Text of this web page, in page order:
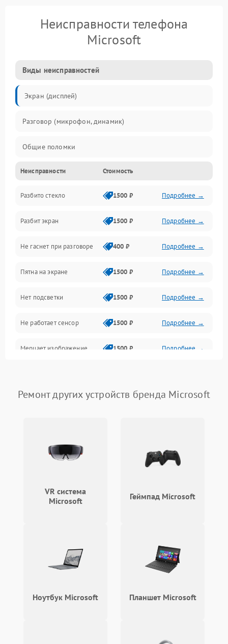
Неисправности телефона
Microsoft
Виды неисправностей
Экран (дисплей)
Разговор (микрофон, динамик)
Общие поломки
Проблемы связи
Камеры
Проблемы с дисплеем и сенсором
Зарядка
Проблемы с питанием, зарядкой и аккумулятором
Проблемы с работой системы, корпусом и другие
Неисправности Стоимость
Разбито стекло 1500 ₽ Подробнее →
Разбит экран 1500 ₽ Подробнее →
Не гаснет при разговоре 400 ₽ Подробнее →
Пятна на экране 1500 ₽ Подробнее →
Нет подсветки 1500 ₽ Подробнее →
Не работает сенсор 1500 ₽ Подробнее →
Мерцает изображение 1500 ₽ Подробнее →
Не работает Face ID 4000 ₽ Подробнее →
Ремонт других устройств бренда Microsoft
VR система
Microsoft
Геймпад Microsoft
Ноутбук Microsoft Планшет Microsoft